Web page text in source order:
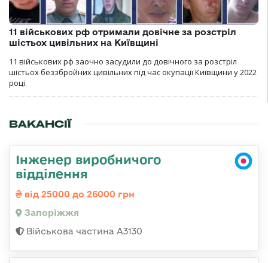
11 військових рф отримали довічне за розстріл
шістьох цивільних на Київщині
11 військових рф заочно засудили до довічного за розстріл
шістьох беззбройних цивільних під час окупації Київщини у 2022
році.
ВАКАНСІЇ
Інженер виробничого
відділення
від 25000 до 26000 грн
Запоріжжя
Військова частина А3130